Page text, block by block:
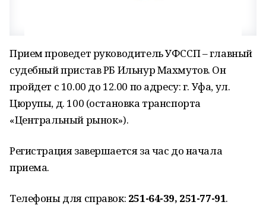
Прием проведет руководитель УФССП – главный
судебный пристав РБ Ильнур Махмутов. Он
пройдет с 10.00 до 12.00 по адресу: г. Уфа, ул.
Цюрупы, д. 100 (остановка транспорта
«Центральный рынок»).
Регистрация завершается за час до начала
приема.
Телефоны для справок: 251-64-39, 251-77-91.